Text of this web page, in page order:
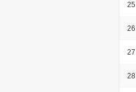
25
26
27
28